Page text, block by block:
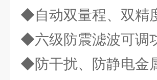
◆自动双量程、双精
◆六级防震滤波可调
◆防干扰、防静电金